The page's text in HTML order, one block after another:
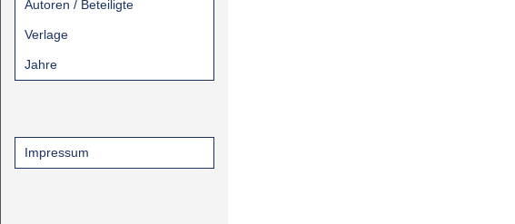
Autoren / Beteiligte
Verlage
Jahre
Impressum